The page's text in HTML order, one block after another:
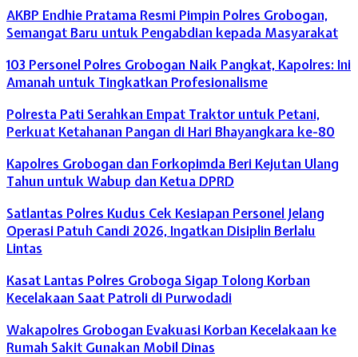
AKBP Endhie Pratama Resmi Pimpin Polres Grobogan,
Semangat Baru untuk Pengabdian kepada Masyarakat
103 Personel Polres Grobogan Naik Pangkat, Kapolres: Ini
Amanah untuk Tingkatkan Profesionalisme
Polresta Pati Serahkan Empat Traktor untuk Petani,
Perkuat Ketahanan Pangan di Hari Bhayangkara ke-80
Kapolres Grobogan dan Forkopimda Beri Kejutan Ulang
Tahun untuk Wabup dan Ketua DPRD
Satlantas Polres Kudus Cek Kesiapan Personel Jelang
Operasi Patuh Candi 2026, Ingatkan Disiplin Berlalu
Lintas
Kasat Lantas Polres Groboga Sigap Tolong Korban
Kecelakaan Saat Patroli di Purwodadi
Wakapolres Grobogan Evakuasi Korban Kecelakaan ke
Rumah Sakit Gunakan Mobil Dinas